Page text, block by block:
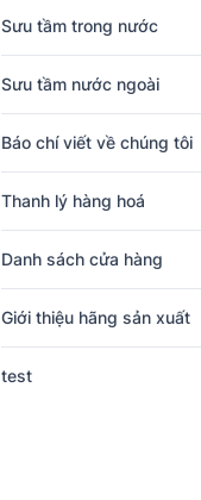
Sưu tầm trong nước
Sưu tầm nước ngoài
Báo chí viết về chúng tôi
Thanh lý hàng hoá
Danh sách cửa hàng
Giới thiệu hãng sản xuất
test